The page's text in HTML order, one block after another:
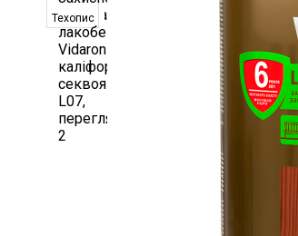
Техопис